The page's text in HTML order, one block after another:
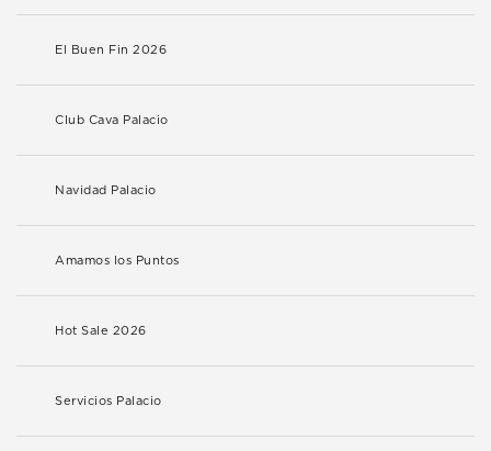
El Buen Fin 2026
Club Cava Palacio
Navidad Palacio
Amamos los Puntos
Hot Sale 2026
Servicios Palacio